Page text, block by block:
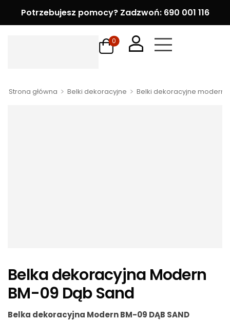
Potrzebujesz pomocy? Zadzwoń: 690 001 116
0
Strona główna > Belki dekoracyjne > Belki dekoracyjne modern
Belka dekoracyjna Modern
BM-09 Dąb Sand
Belka dekoracyjna Modern BM-09 DĄB SAND